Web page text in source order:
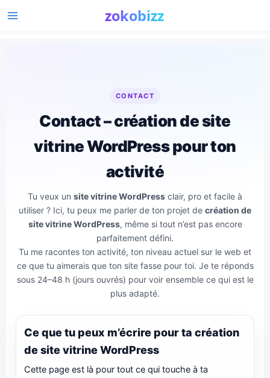
Main
CONTACT
Contact – création de site
vitrine WordPress pour ton
activité
Tu veux un site vitrine WordPress clair, pro et facile à
utiliser ? Ici, tu peux me parler de ton projet de création de
site vitrine WordPress, même si tout n’est pas encore
parfaitement défini.
Tu me racontes ton activité, ton niveau actuel sur le web et
ce que tu aimerais que ton site fasse pour toi. Je te réponds
sous 24–48 h (jours ouvrés) pour voir ensemble ce qui est le
plus adapté.
Ce que tu peux m’écrire pour ta création
de site vitrine WordPress
Cette page est là pour tout ce qui touche à ta